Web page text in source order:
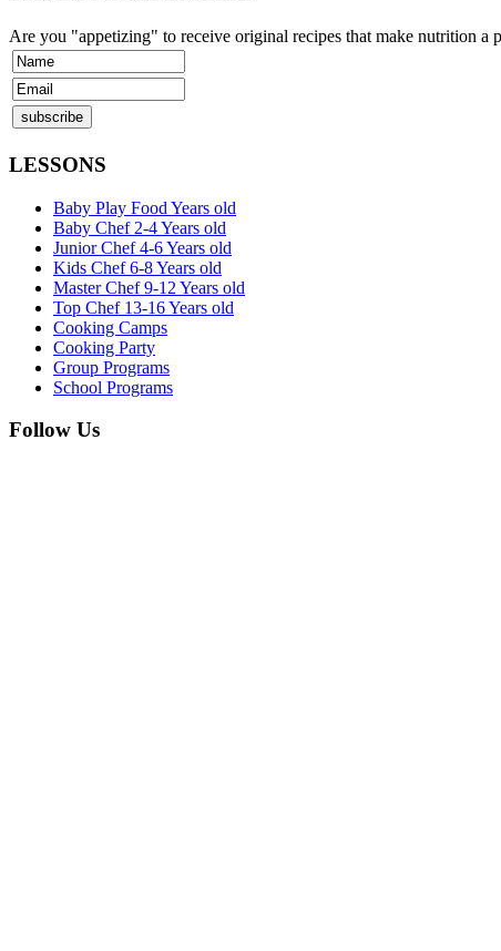
Are you "appetizing" to receive original recipes that make nutrition a
LESSONS
Baby Play Food Years old
Baby Chef 2-4 Years old
Junior Chef 4-6 Years old
Kids Chef 6-8 Years old
Master Chef 9-12 Years old
Top Chef 13-16 Years old
Cooking Camps
Cooking Party
Group Programs
School Programs
Follow Us